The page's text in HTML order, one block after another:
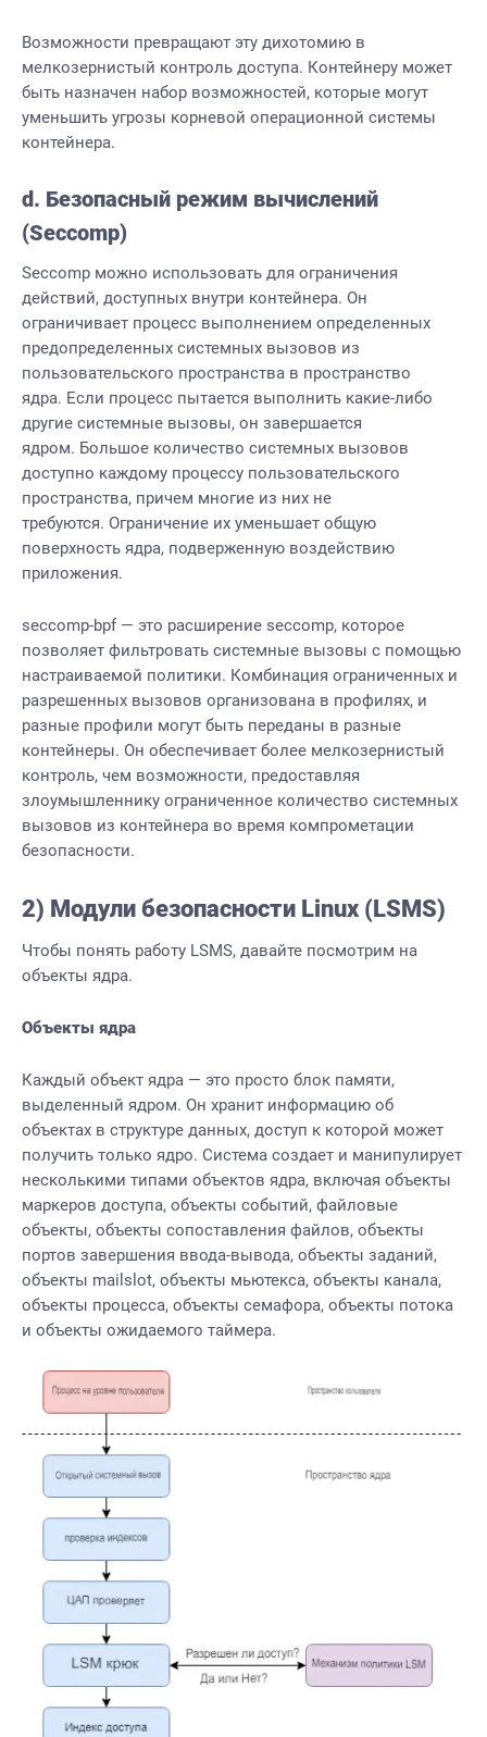
Возможности превращают эту дихотомию в
мелкозернистый контроль доступа. Контейнеру может
быть назначен набор возможностей, которые могут
уменьшить угрозы корневой операционной системы
контейнера.
d. Безопасный режим вычислений
(Seccomp)
Seccomp можно использовать для ограничения
действий, доступных внутри контейнера. Он
ограничивает процесс выполнением определенных
предопределенных системных вызовов из
пользовательского пространства в пространство
ядра. Если процесс пытается выполнить какие-либо
другие системные вызовы, он завершается
ядром. Большое количество системных вызовов
доступно каждому процессу пользовательского
пространства, причем многие из них не
требуются. Ограничение их уменьшает общую
поверхность ядра, подверженную воздействию
приложения.
seccomp-bpf — это расширение seccomp, которое
позволяет фильтровать системные вызовы с помощью
настраиваемой политики. Комбинация ограниченных и
разрешенных вызовов организована в профилях, и
разные профили могут быть переданы в разные
контейнеры. Он обеспечивает более мелкозернистый
контроль, чем возможности, предоставляя
злоумышленнику ограниченное количество системных
вызовов из контейнера во время компрометации
безопасности.
2) Модули безопасности Linux (LSMS)
Чтобы понять работу LSMS, давайте посмотрим на
объекты ядра.
Объекты ядра
Каждый объект ядра — это просто блок памяти,
выделенный ядром. Он хранит информацию об
объектах в структуре данных, доступ к которой может
получить только ядро. Система создает и манипулирует
несколькими типами объектов ядра, включая объекты
маркеров доступа, объекты событий, файловые
объекты, объекты сопоставления файлов, объекты
портов завершения ввода-вывода, объекты заданий,
объекты mailslot, объекты мьютекса, объекты канала,
объекты процесса, объекты семафора, объекты потока
и объекты ожидаемого таймера.